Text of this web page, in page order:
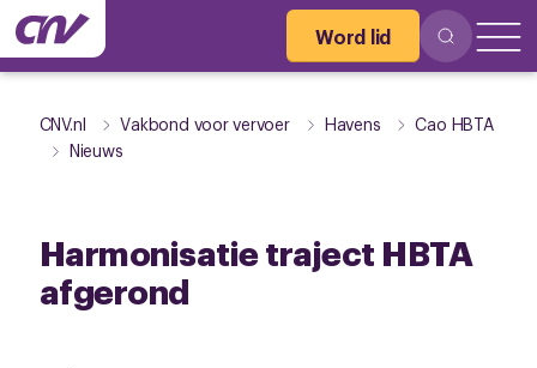
Word lid
CNV.nl Vakbond voor vervoer Havens
Cao HBTA
Nieuws
Harmonisatie traject HBTA
afgerond